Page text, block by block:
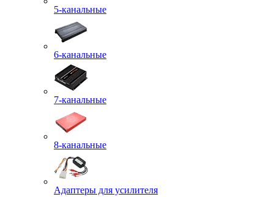
5-канальные
6-канальные
7-канальные
8-канальные
Адаптеры для усилителя